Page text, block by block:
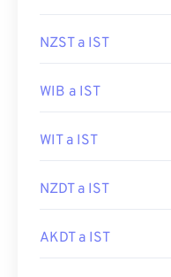
NZST a IST
WIB a IST
WIT a IST
NZDT a IST
AKDT a IST